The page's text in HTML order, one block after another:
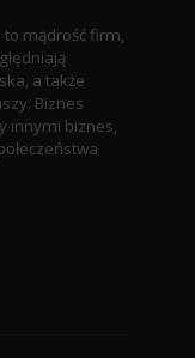
to mądrość firm,
a także
Biznes
innymi biznes,